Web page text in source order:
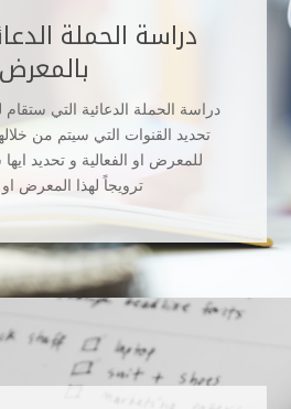
دراسة الحملة
بالمعرض
دراسة الحملة الدعائية التي
تحديد القنوات التي سيتم من
للمعرض او الفعالية و تحديد
ترويجاً لهذا المعرض او